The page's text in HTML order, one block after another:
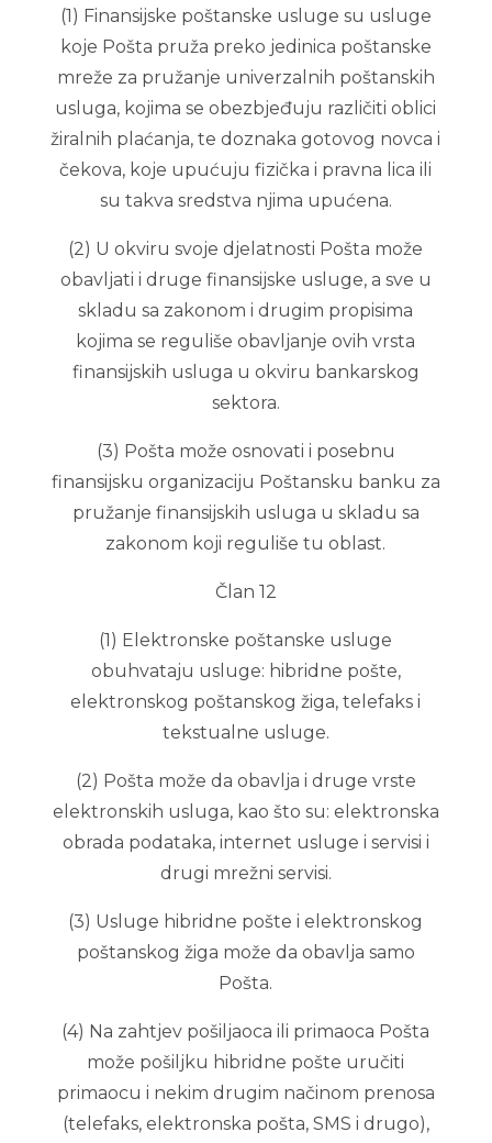
(1) Finansijske poštanske usluge su usluge
koje Pošta pruža preko jedinica poštanske
mreže za pružanje univerzalnih poštanskih
usluga, kojima se obezbjeđuju različiti oblici
žiralnih plaćanja, te doznaka gotovog novca i
čekova, koje upućuju fizička i pravna lica ili
su takva sredstva njima upućena.
(2) U okviru svoje djelatnosti Pošta može
obavljati i druge finansijske usluge, a sve u
skladu sa zakonom i drugim propisima
kojima se reguliše obavljanje ovih vrsta
finansijskih usluga u okviru bankarskog
sektora.
(3) Pošta može osnovati i posebnu
finansijsku organizaciju Poštansku banku za
pružanje finansijskih usluga u skladu sa
zakonom koji reguliše tu oblast.
Član 12
(1) Elektronske poštanske usluge
obuhvataju usluge: hibridne pošte,
elektronskog poštanskog žiga, telefaks i
tekstualne usluge.
(2) Pošta može da obavlja i druge vrste
elektronskih usluga, kao što su: elektronska
obrada podataka, internet usluge i servisi i
drugi mrežni servisi.
(3) Usluge hibridne pošte i elektronskog
poštanskog žiga može da obavlja samo
Pošta.
(4) Na zahtjev pošiljaoca ili primaoca Pošta
može pošiljku hibridne pošte uručiti
primaocu i nekim drugim načinom prenosa
(telefaks, elektronska pošta, SMS i drugo),